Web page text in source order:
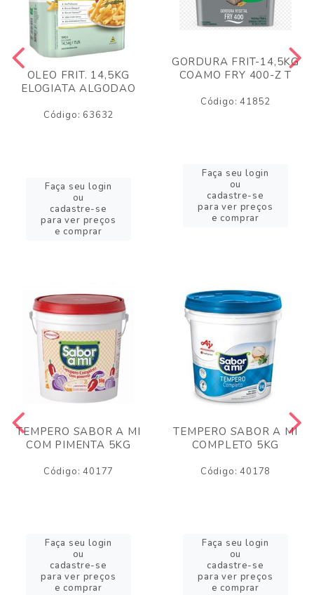
OLEO FRIT. 14,5KG
ELOGIATA ALGODAO
Código: 63632
Faça seu login
ou
cadastre-se
para ver preços
e comprar
GORDURA FRIT-14,5KG
COAMO FRY 400-Z T
Código: 41852
Faça seu login
ou
cadastre-se
para ver preços
e comprar
TEMPERO SABOR A MI
COM PIMENTA 5KG
Código: 40177
Faça seu login
ou
cadastre-se
para ver preços
e comprar
TEMPERO SABOR A MI
COMPLETO 5KG
Código: 40178
Faça seu login
ou
cadastre-se
para ver preços
e comprar